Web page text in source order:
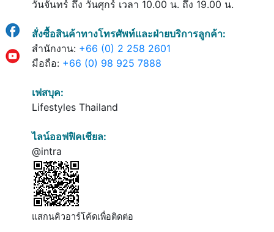
วันจันทร์ ถึง วันศุกร์ เวลา 10.00 น. ถึง 19.00 น.
สั่งซื้อสินค้าทางโทรศัพท์และฝ่ายบริการลูกค้า:
สำนักงาน: +66 (0) 2 258 2601
มือถือ: +66 (0) 98 925 7888
เฟสบุค:
Lifestyles Thailand
ไลน์ออฟฟิคเชียล:
@intra
แสกนคิวอาร์โค้ดเพื่อติดต่อ